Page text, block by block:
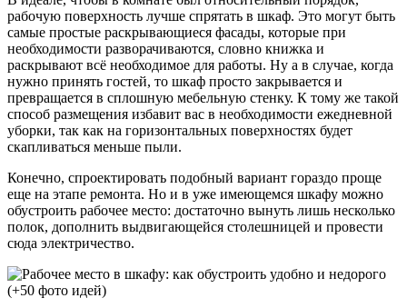
рабочую поверхность лучше спрятать в шкаф. Это могут быть
самые простые раскрывающиеся фасады, которые при
необходимости разворачиваются, словно книжка и
раскрывают всё необходимое для работы. Ну а в случае, когда
нужно принять гостей, то шкаф просто закрывается и
превращается в сплошную мебельную стенку. К тому же такой
способ размещения избавит вас в необходимости ежедневной
уборки, так как на горизонтальных поверхностях будет
скапливаться меньше пыли.
Конечно, спроектировать подобный вариант гораздо проще
еще на этапе ремонта. Но и в уже имеющемся шкафу можно
обустроить рабочее место: достаточно вынуть лишь несколько
полок, дополнить выдвигающейся столешницей и провести
сюда электричество.